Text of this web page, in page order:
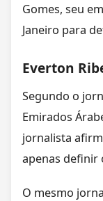
Gomes, seu
Janeiro para
Everton
Segundo o
Emirados
jornalista
apenas definir
O mesmo